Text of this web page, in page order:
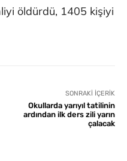
öldürdü, 1405 kişiyi
SONRAKI İÇERIK
Okullarda yarıyıl tatilinin
ardından ilk ders zili yarın
çalacak